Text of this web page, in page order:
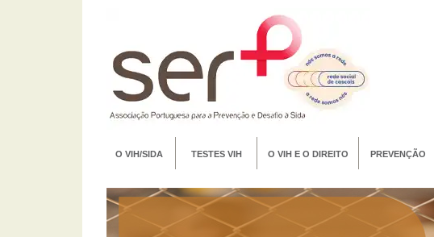
O VIH/SIDA TESTES VIH O VIH E O DIREITO PREVENÇÃO